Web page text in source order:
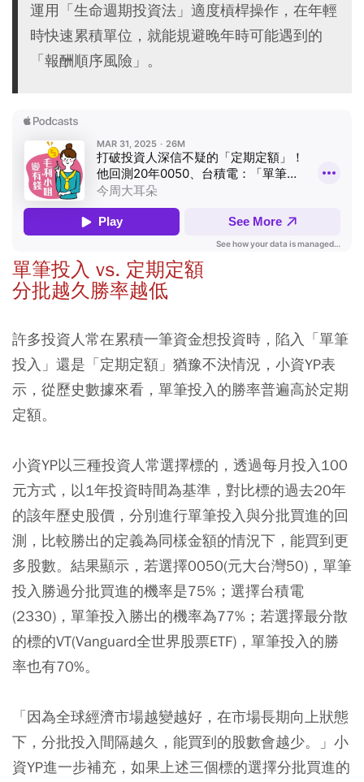
運用「生命週期投資法」適度槓桿操作，在年輕
時快速累積單位，就能規避晚年時可能遇到的
「報酬順序風險」。
單筆投入 vs. 定期定額
分批越久勝率越低
許多投資人常在累積一筆資金想投資時，陷入「單筆
投入」還是「定期定額」猶豫不決情況，小資YP表
示，從歷史數據來看，單筆投入的勝率普遍高於定期
定額。
小資YP以三種投資人常選擇標的，透過每月投入100
元方式，以1年投資時間為基準，對比標的過去20年
的該年歷史股價，分別進行單筆投入與分批買進的回
測，比較勝出的定義為同樣金額的情況下，能買到更
多股數。結果顯示，若選擇0050(元大台灣50)，單筆
投入勝過分批買進的機率是75%；選擇台積電
(2330)，單筆投入勝出的機率為77%；若選擇最分散
的標的VT(Vanguard全世界股票ETF)，單筆投入的勝
率也有70%。
「因為全球經濟市場越變越好，在市場長期向上狀態
下，分批投入間隔越久，能買到的股數會越少。」小
資YP進一步補充，如果上述三個標的選擇分批買進的